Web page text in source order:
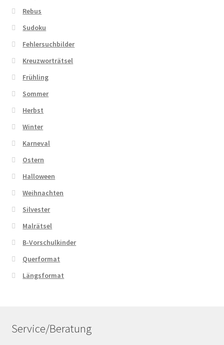
Rebus
Sudoku
Fehlersuchbilder
Kreuzworträtsel
Frühling
Sommer
Herbst
Winter
Karneval
Ostern
Halloween
Weihnachten
Silvester
Malrätsel
B-Vorschulkinder
Querformat
Längsformat
Service/Beratung